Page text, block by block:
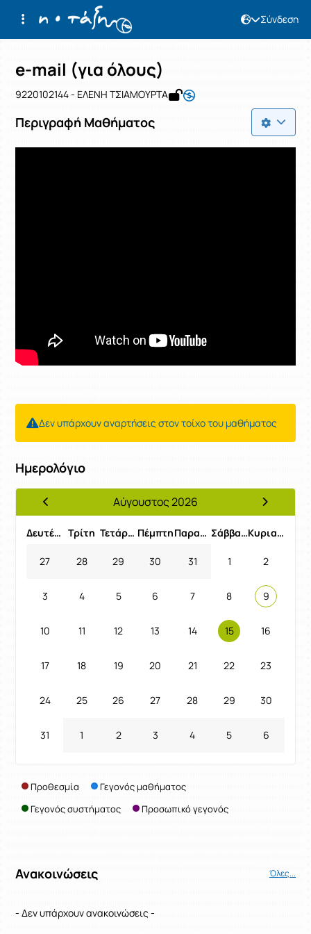
Σύνδεση
Αρχική Σελίδα
Μάθημα : e-mail (για όλους)
Κωδικός : 9220102144
e-mail (για όλους)
9220102144 - ΕΛΕΝΗ ΤΣΙΑΜΟΥΡΤΑ
Περιγραφή Μαθήματος
Δεν υπάρχουν αναρτήσεις στον τοίχο του μαθήματος
Ημερολόγιο
Προηγούμενος ΜήναςΑύγουστος 2026
Επόμενος
Δευτέρα Τρίτη Τετάρτη Πέμπτη Παρασκευή Σάββατο Κυριακή
27 28 29 30 31 1 2
3 4 5 6 7 8 9
10 11 12 13 14 15 16
17 18 19 20 21 22 23
24 25 26 27 28 29 30
31 1 2 3 4 5 6
Προθεσμία
Γεγονός μαθήματος
Γεγονός συστήματος
Προσωπικό γεγονός
Ανακοινώσεις Όλες...
- Δεν υπάρχουν ανακοινώσεις -